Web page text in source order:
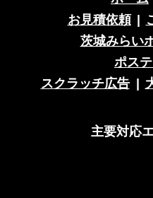
お見積依頼
茨城みらい
ポス
スクラッチ広告
主要対応